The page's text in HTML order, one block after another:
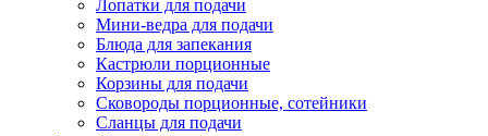
Лопатки для подачи
Мини-ведра для подачи
Блюда для запекания
Кастрюли порционные
Корзины для подачи
Сковороды порционные, сотейники
Сланцы для подачи